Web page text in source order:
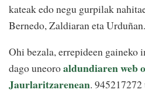
kateak edo negu gurpilak
Bernedo, Zaldiaran eta Urduñan.
Ohi bezala, errepideen gaineko
dago uneoroaldundiaren web
Jaurlaritzarenean.